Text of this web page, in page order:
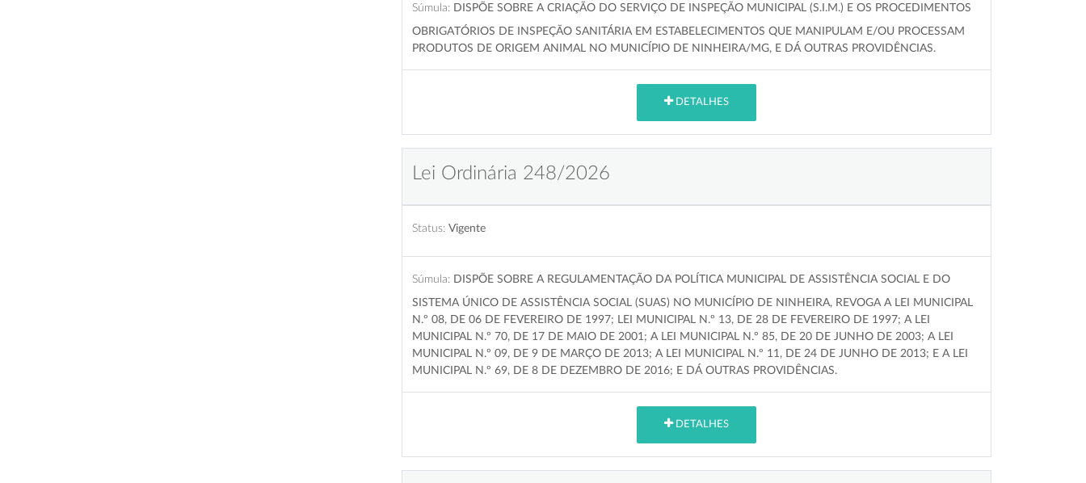
Súmula: DISPÕE SOBRE A CRIAÇÃO DO SERVIÇO DE INSPEÇÃO MUNICIPAL (S.I.M.) E OS PROCEDIMENTOS
OBRIGATÓRIOS DE INSPEÇÃO SANITÁRIA EM ESTABELECIMENTOS QUE MANIPULAM E/OU PROCESSAM
PRODUTOS DE ORIGEM ANIMAL NO MUNICÍPIO DE NINHEIRA/MG, E DÁ OUTRAS PROVIDÊNCIAS.
DETALHES
Lei Ordinária 248/2026
Status: Vigente
Súmula: DISPÕE SOBRE A REGULAMENTAÇÃO DA POLÍTICA MUNICIPAL DE ASSISTÊNCIA SOCIAL E DO
SISTEMA ÚNICO DE ASSISTÊNCIA SOCIAL (SUAS) NO MUNICÍPIO DE NINHEIRA, REVOGA A LEI MUNICIPAL
N.º 08, DE 06 DE FEVEREIRO DE 1997; LEI MUNICIPAL N.º 13, DE 28 DE FEVEREIRO DE 1997; A LEI
MUNICIPAL N.º 70, DE 17 DE MAIO DE 2001; A LEI MUNICIPAL N.º 85, DE 20 DE JUNHO DE 2003; A LEI
MUNICIPAL N.º 09, DE 9 DE MARÇO DE 2013; A LEI MUNICIPAL N.º 11, DE 24 DE JUNHO DE 2013; E A LEI
MUNICIPAL N.º 69, DE 8 DE DEZEMBRO DE 2016; E DÁ OUTRAS PROVIDÊNCIAS.
DETALHES